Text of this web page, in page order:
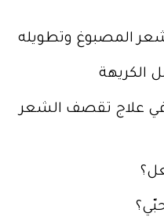
المصبوغ وتطويله
الكريهة
في علاج تقصف الشعر